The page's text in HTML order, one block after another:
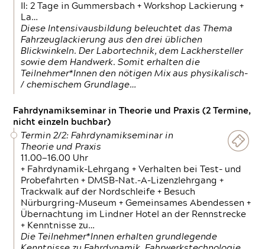
II: 2 Tage in Gummersbach + Workshop Lackierung +
La…
Diese Intensivausbildung beleuchtet das Thema
Fahrzeuglackierung aus den drei üblichen
Blickwinkeln. Der Labortechnik, dem Lackhersteller
sowie dem Handwerk. Somit erhalten die
Teilnehmer*Innen den nötigen Mix aus physikalisch-
/ chemischem Grundlage…
Fahrdynamikseminar in Theorie und Praxis (2 Termine,
nicht einzeln buchbar)
Termin 2/2: Fahrdynamikseminar in
Theorie und Praxis
11.00—16.00 Uhr
+ Fahrdynamik-Lehrgang + Verhalten bei Test- und
Probefahrten + DMSB-Nat.-A-Lizenzlehrgang +
Trackwalk auf der Nordschleife + Besuch
Nürburgring-Museum + Gemeinsames Abendessen +
Übernachtung im Lindner Hotel an der Rennstrecke
+ Kenntnisse zu…
Die Teilnehmer*Innen erhalten grundlegende